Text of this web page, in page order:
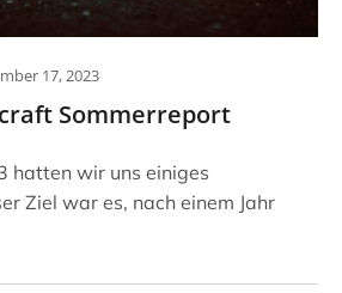
17, 2023
Sommerreport
hatten wir uns einiges
Ziel war es, nach einem Jahr